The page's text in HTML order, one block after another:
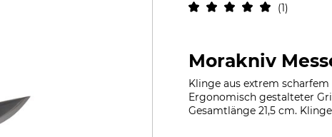
1
Morakniv
Klinge aus extrem
Ergonomisch gestalteter
Gesamtlänge 21,5 cm.